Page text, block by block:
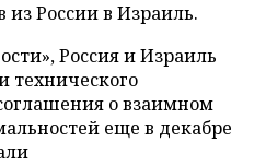
из России в Израиль.
Россия и Израиль
технического
о взаимном
еще в декабре